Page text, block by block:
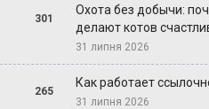
301
Охота без добычи:
делают котов
31 липня 2026
265
Как работает
31 липня 2026